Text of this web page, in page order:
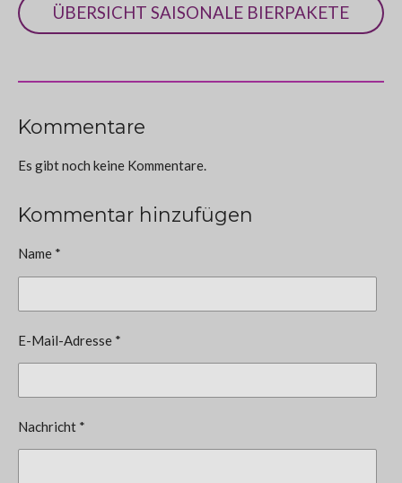
ÜBERSICHT SAISONALE BIERPAKETE
Kommentare
Es gibt noch keine Kommentare.
Kommentar hinzufügen
Name *
E-Mail-Adresse *
Nachricht *